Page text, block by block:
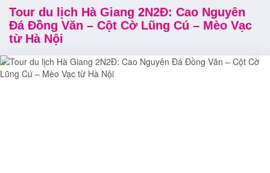
Tour du lịch Hà Giang 2N2Đ: Cao Nguyên
Đá Đồng Văn – Cột Cờ Lũng Cú – Mèo Vạc
từ Hà Nội